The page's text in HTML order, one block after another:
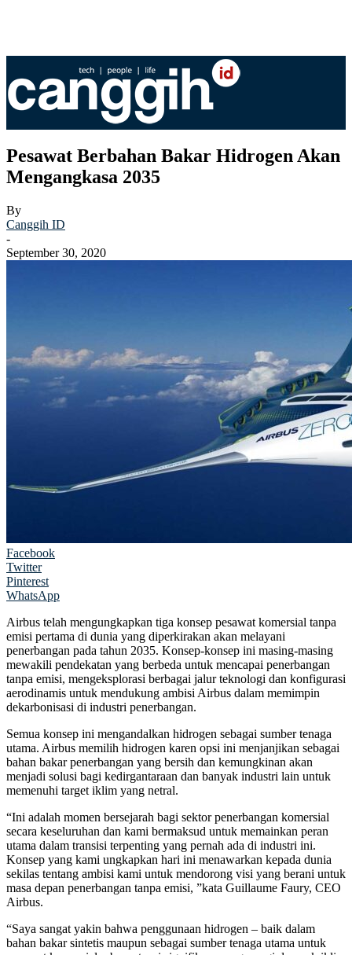
Pesawat Berbahan Bakar Hidrogen Akan
Mengangkasa 2035
By
Canggih ID
-
September 30, 2020
Facebook
Twitter
Pinterest
WhatsApp
Airbus telah mengungkapkan tiga konsep pesawat komersial tanpa
emisi pertama di dunia yang diperkirakan akan melayani
penerbangan pada tahun 2035. Konsep-konsep ini masing-masing
mewakili pendekatan yang berbeda untuk mencapai penerbangan
tanpa emisi, mengeksplorasi berbagai jalur teknologi dan konfigurasi
aerodinamis untuk mendukung ambisi Airbus dalam memimpin
dekarbonisasi di industri penerbangan.
Semua konsep ini mengandalkan hidrogen sebagai sumber tenaga
utama. Airbus memilih hidrogen karen opsi ini menjanjikan sebagai
bahan bakar penerbangan yang bersih dan kemungkinan akan
menjadi solusi bagi kedirgantaraan dan banyak industri lain untuk
memenuhi target iklim yang netral.
“Ini adalah momen bersejarah bagi sektor penerbangan komersial
secara keseluruhan dan kami bermaksud untuk memainkan peran
utama dalam transisi terpenting yang pernah ada di industri ini.
Konsep yang kami ungkapkan hari ini menawarkan kepada dunia
sekilas tentang ambisi kami untuk mendorong visi yang berani untuk
masa depan penerbangan tanpa emisi, ”kata Guillaume Faury, CEO
Airbus.
“Saya sangat yakin bahwa penggunaan hidrogen – baik dalam
bahan bakar sintetis maupun sebagai sumber tenaga utama untuk